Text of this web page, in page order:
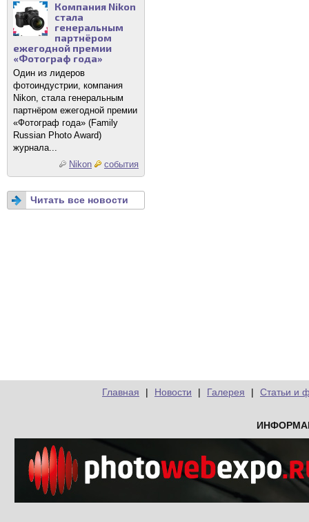
Компания Nikon
стала
генеральным
партнёром
ежегодной премии
«Фотограф года»
Один из лидеров
фотоиндустрии, компания
Nikon, стала генеральным
партнёром ежегодной премии
«Фотограф года» (Family
Russian Photo Award)
журнала...
Nikon
события
Читать все новости
Главная | Новости | Галерея | Статьи и